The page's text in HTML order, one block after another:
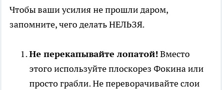
Чтобы ваши усилия не прошли даром,
запомните, чего делать НЕЛЬЗЯ.
Не перекапывайте лопатой! Вместо
этого используйте плоскорез Фокина или
просто грабли. Не переворачивайте слои